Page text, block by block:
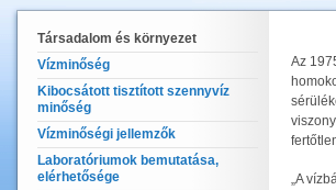
Társadalom és környezet
Vízminőség
Kibocsátott tisztított szennyvíz
minőség
Vízminőségi jellemzők
Laboratóriumok bemutatása,
elérhetősége
Az
„A